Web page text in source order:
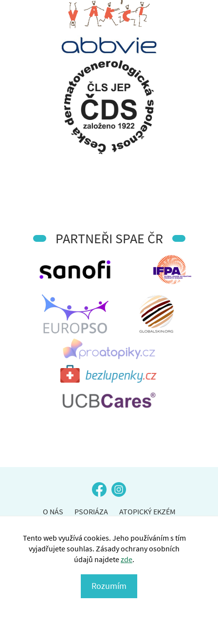
PARTNEŘI SPAE ČR
O NÁS PSORIÁZA
ATOPICKÝ EKZÉM
Copyright © SPAE ČR 2026
Tento web využívá cookies. Jeho používáním s tím
vyjadřujete souhlas. Zásady ochrany osobních
údajů najdetezde.
Rozumím